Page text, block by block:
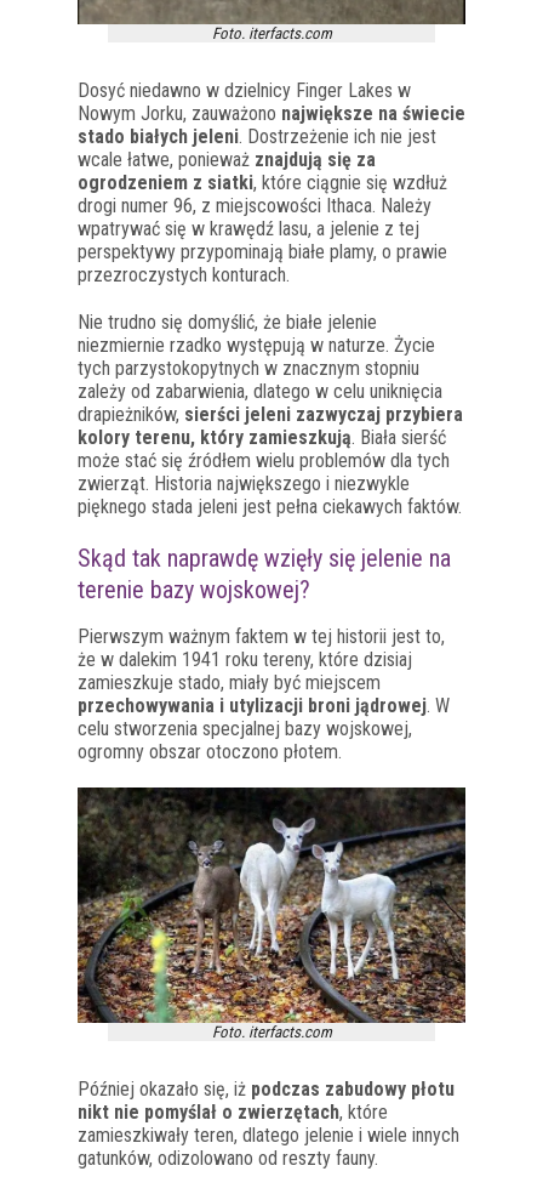
Foto. iterfacts.com
Dosyć niedawno w dzielnicy Finger Lakes w
Nowym Jorku, zauważono największe na świecie
stado białych jeleni. Dostrzeżenie ich nie jest
wcale łatwe, ponieważ znajdują się za
ogrodzeniem z siatki, które ciągnie się wzdłuż
drogi numer 96, z miejscowości Ithaca. Należy
wpatrywać się w krawędź lasu, a jelenie z tej
perspektywy przypominają białe plamy, o prawie
przezroczystych konturach.
Nie trudno się domyślić, że białe jelenie
niezmiernie rzadko występują w naturze. Życie
tych parzystokopytnych w znacznym stopniu
zależy od zabarwienia, dlatego w celu uniknięcia
drapieżników, sierści jeleni zazwyczaj przybiera
kolory terenu, który zamieszkują. Biała sierść
może stać się źródłem wielu problemów dla tych
zwierząt. Historia największego i niezwykle
pięknego stada jeleni jest pełna ciekawych faktów.
Skąd tak naprawdę wzięły się jelenie na
terenie bazy wojskowej?
Pierwszym ważnym faktem w tej historii jest to,
że w dalekim 1941 roku tereny, które dzisiaj
zamieszkuje stado, miały być miejscem
przechowywania i utylizacji broni jądrowej. W
celu stworzenia specjalnej bazy wojskowej,
ogromny obszar otoczono płotem.
Foto. iterfacts.com
Później okazało się, iż podczas zabudowy płotu
nikt nie pomyślał o zwierzętach, które
zamieszkiwały teren, dlatego jelenie i wiele innych
gatunków, odizolowano od reszty fauny.